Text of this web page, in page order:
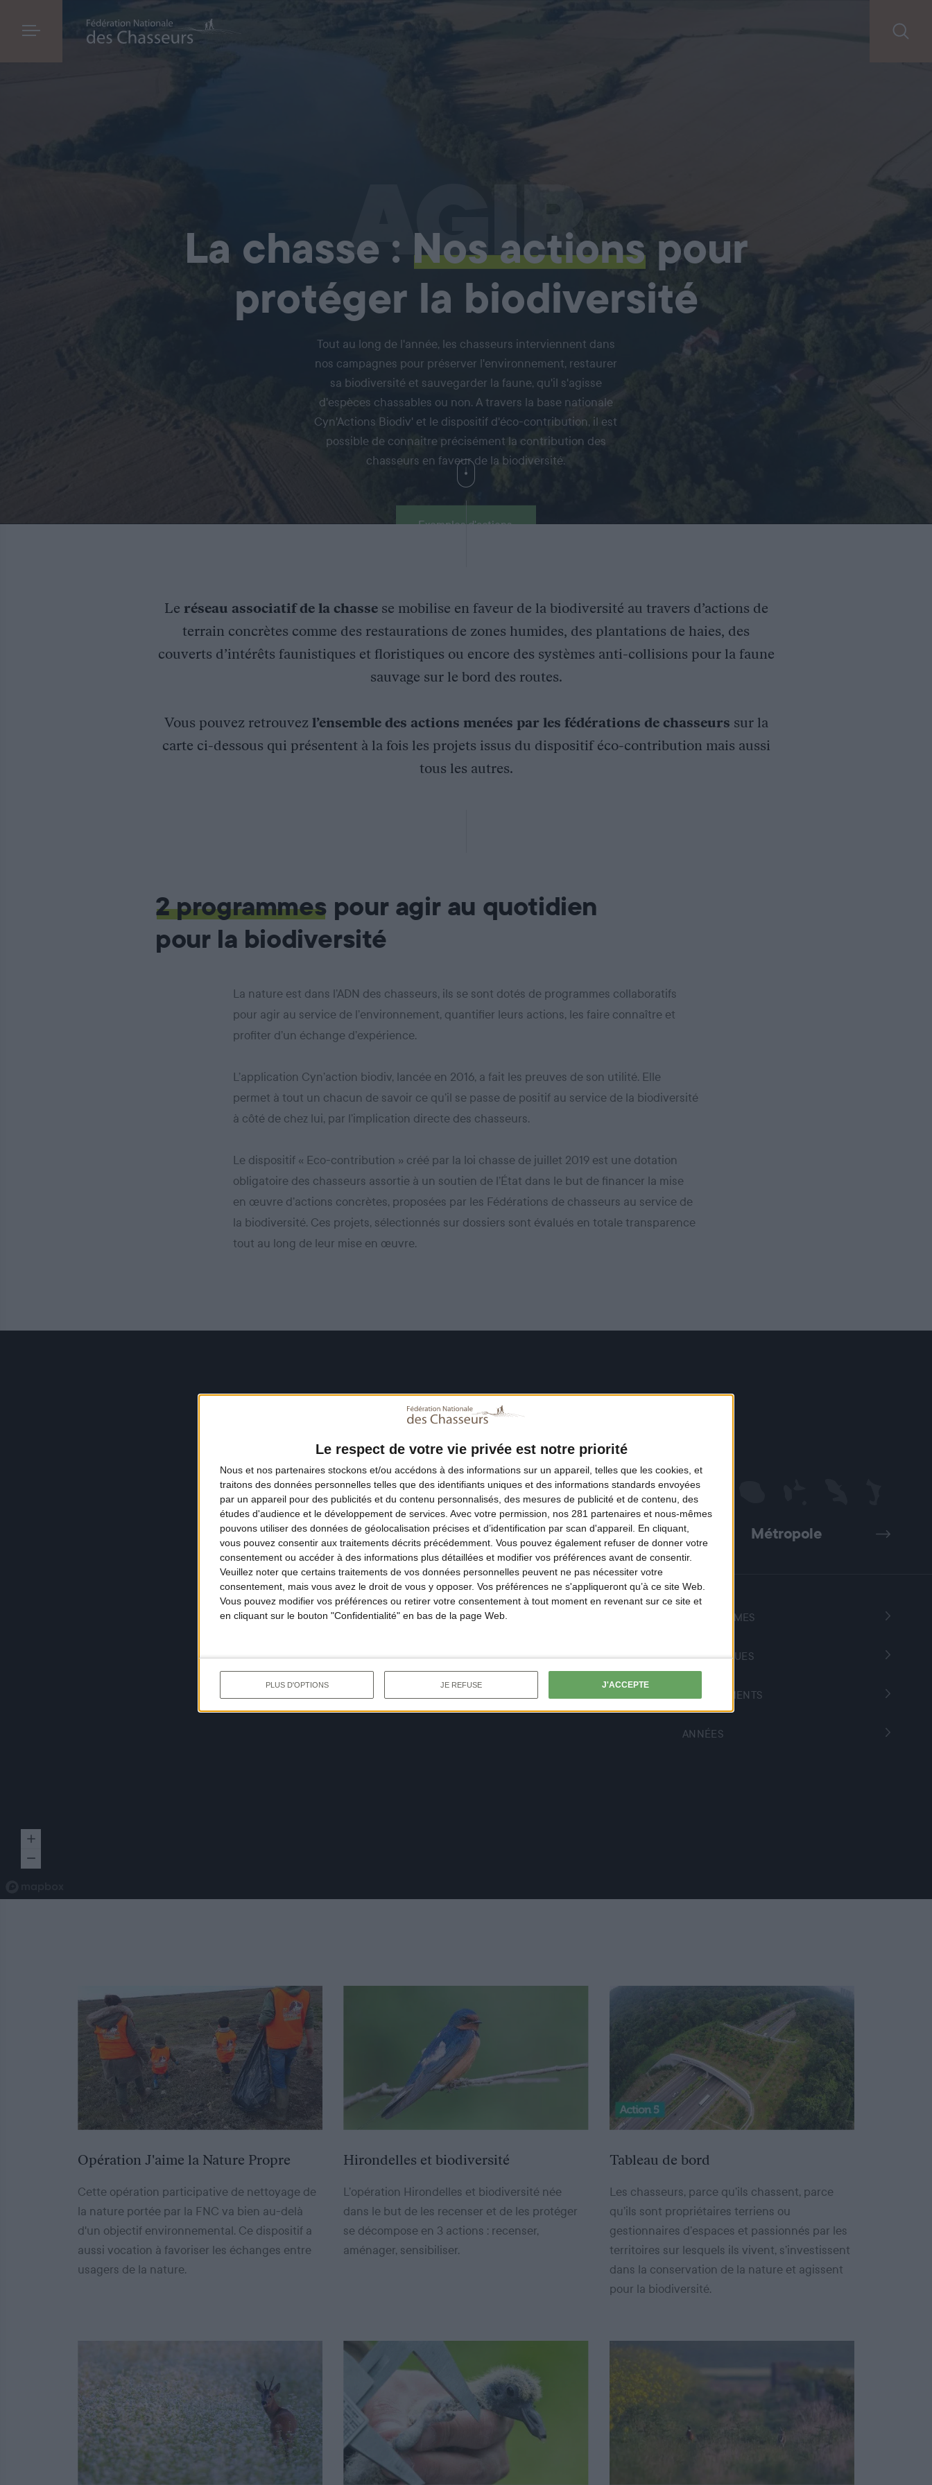
Le respect de votre vie privée est notre priorité
Nous et nos partenaires stockons et/ou accédons à des informations sur un appareil, telles que les cookies, et
traitons des données personnelles telles que des identifiants uniques et des informations standards envoyées
par un appareil pour des publicités et du contenu personnalisés, des mesures de publicité et de contenu, des
études d'audience et le développement de services. Avec votre permission, nos 281 partenaires et nous-mêmes
pouvons utiliser des données de géolocalisation précises et d’identification par scan d'appareil. En cliquant,
vous pouvez consentir aux traitements décrits précédemment. Vous pouvez également refuser de donner votre
consentement ou accéder à des informations plus détaillées et modifier vos préférences avant de consentir.
Veuillez noter que certains traitements de vos données personnelles peuvent ne pas nécessiter votre
consentement, mais vous avez le droit de vous y opposer. Vos préférences ne s'appliqueront qu’à ce site Web.
Vous pouvez modifier vos préférences ou retirer votre consentement à tout moment en revenant sur ce site et
en cliquant sur le bouton "Confidentialité" en bas de la page Web.
PLUS D'OPTIONS JE REFUSE J'ACCEPTE
AGIR
La chasse : Nos actionspour
protéger la biodiversité
Tout au long de l'année, les chasseurs interviennent dans
nos campagnes pour préserver l'environnement, restaurer
sa biodiversité et sauvegarder la faune, qu'il s'agisse
d'espèces chassables ou non. A travers la base nationale
Cyn'Actions Biodiv' et le dispositif d'éco-contribution, il est
possible de connaitre précisément la contribution des
chasseurs en faveur de la biodiversité.
Exemples d'actions
Le réseau associatif de la chassese mobilise en faveur de la biodiversité au travers d’actions de
terrain concrètes comme des restaurations de zones humides, des plantations de haies, des
couverts d’intérêts faunistiques et floristiques ou encore des systèmes anti-collisions pour la faune
sauvage sur le bord des routes.
Vous pouvez retrouvez l’ensemble des actions menées par les fédérations de chasseurs sur la
carte ci-dessous qui présentent à la fois les projets issus du dispositif éco-contribution mais aussi
tous les autres.
2 programmes pour agir au quotidien
pour la biodiversité
La nature est dans l’ADN des chasseurs, ils se sont dotés de programmes collaboratifs
pour agir au service de l’environnement, quantifier leurs actions, les faire connaître et
profiter d’un échange d’expérience.
L’application Cyn’action biodiv, lancée en 2016, a fait les preuves de son utilité. Elle
permet à tout un chacun de savoir ce qu’il se passe de positif au service de la biodiversité
à côté de chez lui, par l’implication directe des chasseurs.
Le dispositif « Eco-contribution » créé par la loi chasse de juillet 2019 est une dotation
obligatoire des chasseurs assortie à un soutien de l’État dans le but de financer la mise
en œuvre d’actions concrètes, proposées par les Fédérations de chasseurs au service de
la biodiversité. Ces projets, sélectionnés sur dossiers sont évalués en totale transparence
tout au long de leur mise en œuvre.
Précédent Métropole Suivant
PROGRAMMES
THÉMATIQUES
DÉPARTEMENTS
ANNÉES
Opération J'aime la Nature Propre
Cette opération participative de nettoyage de
la nature portée par la FNC va bien au-delà
d'un objectif environnemental. Ce dispositif a
aussi vocation à favoriser les échanges entre
usagers de la nature.
Hirondelles et biodiversité
L’opération Hirondelles et biodiversité née
dans le but de les recenser et de les protéger
se décompose en 3 actions : recenser,
aménager, sensibiliser.
Tableau de bord
Les chasseurs, parce qu’ils chassent, parce
qu’ils sont propriétaires terriens ou
gestionnaires d’espaces et passionnés par les
territoires sur lesquels ils vivent, s’investissent
dans la conservation de la nature et agissent
pour la biodiversité.